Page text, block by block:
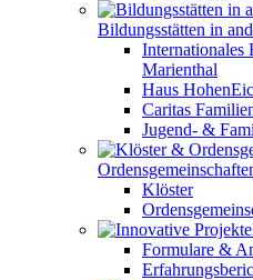
Bildungsstätten in
Internationales
Marienthal
Haus
Caritas
Jugend- &
Klöster
Formulare &